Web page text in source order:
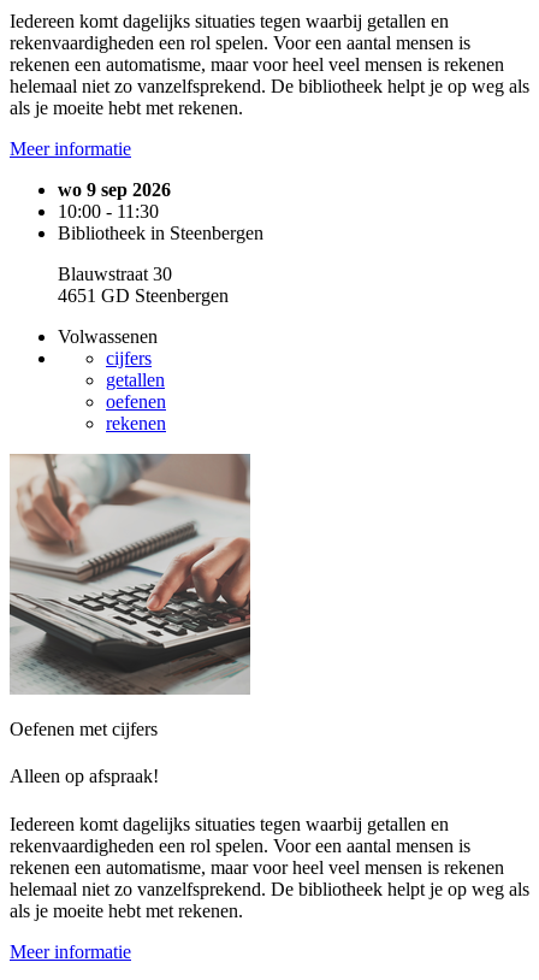
Iedereen komt dagelijks situaties tegen waarbij getallen en
rekenvaardigheden een rol spelen. Voor een aantal mensen is
rekenen een automatisme, maar voor heel veel mensen is rekenen
helemaal niet zo vanzelfsprekend. De bibliotheek helpt je op weg als
als je moeite hebt met rekenen.
Meer informatie
wo 9 sep 2026
10:00 - 11:30
Bibliotheek in Steenbergen
Blauwstraat 30
4651 GD Steenbergen
Volwassenen
cijfers
getallen
oefenen
rekenen
Oefenen met cijfers
Alleen op afspraak!
Iedereen komt dagelijks situaties tegen waarbij getallen en
rekenvaardigheden een rol spelen. Voor een aantal mensen is
rekenen een automatisme, maar voor heel veel mensen is rekenen
helemaal niet zo vanzelfsprekend. De bibliotheek helpt je op weg als
als je moeite hebt met rekenen.
Meer informatie